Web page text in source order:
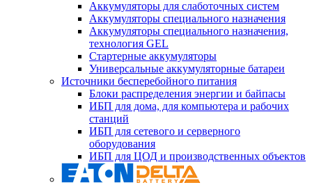
Аккумуляторы для слаботочных систем
Аккумуляторы специального назначения
Аккумуляторы специального назначения,
технология GEL
Стартерные аккумуляторы
Универсальные аккумуляторные батареи
Источники бесперебойного питания
Блоки распределения энергии и байпасы
ИБП для дома, для компьютера и рабочих
станций
ИБП для сетевого и серверного
оборудования
ИБП для ЦОД и производственных объектов